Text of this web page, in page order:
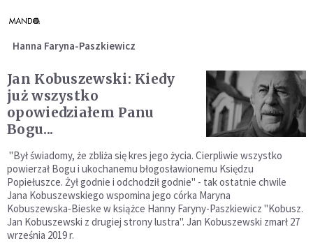
Hanna Faryna-Paszkiewicz
Jan Kobuszewski: Kiedy
już wszystko
opowiedziałem Panu
Bogu...
"Był świadomy, że zbliża się kres jego życia. Cierpliwie wszystko
powierzał Bogu i ukochanemu błogosławionemu Księdzu
Popiełuszce. Żył godnie i odchodził godnie" - tak ostatnie chwile
Jana Kobuszewskiego wspomina jego córka Maryna
Kobuszewska‑Bieske w książce Hanny Faryny-Paszkiewicz "Kobusz.
Jan Kobuszewski z drugiej strony lustra". Jan Kobuszewski zmarł 27
września 2019 r.